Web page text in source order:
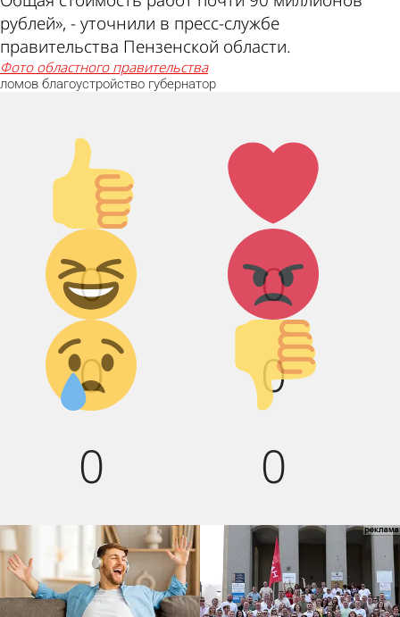
рублей», - уточнили в пресс-службе
правительства Пензенской области.
фото областного правительства
ломов благоустройство губернатор
Палец
вверх!
0
Лайк!
0
Дикий
смех!
0
Агрессия!
0
Грусть :(
0
Палец
вниз!
0